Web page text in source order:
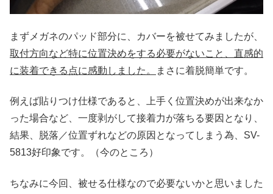
まずメガネのパッド部分に、カバーを被せてみましたが、
取付方向など特に位置決めをする必要がないこと、直感的
に装着できる点に感動しました。
まさに着脱簡単です。
例えば貼りつけ仕様であると、上手く位置決めが出来なか
った場合など、一度剥がして接着力が落ちる要因となり、
結果、脱落／位置ずれなどの原因となってしまう為、SV-
5813好印象です。（今のところ）
ちなみに今回、被せる仕様なので必要ないかと思いました